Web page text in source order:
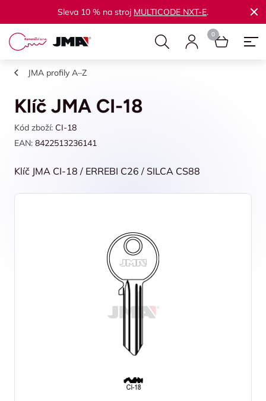
Sleva 10 % na stroj MULTICODE NXT-E.
JMA profily A–Z
Klíč JMA CI-18
Kód zboží: CI-18
EAN: 8422513236141
Klíč JMA CI-18 / ERREBI C26 / SILCA CS88